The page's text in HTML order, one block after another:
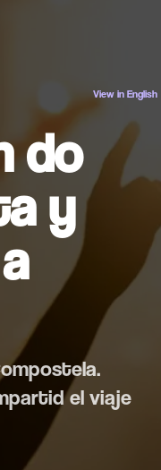
View in English
do
y
el viaje